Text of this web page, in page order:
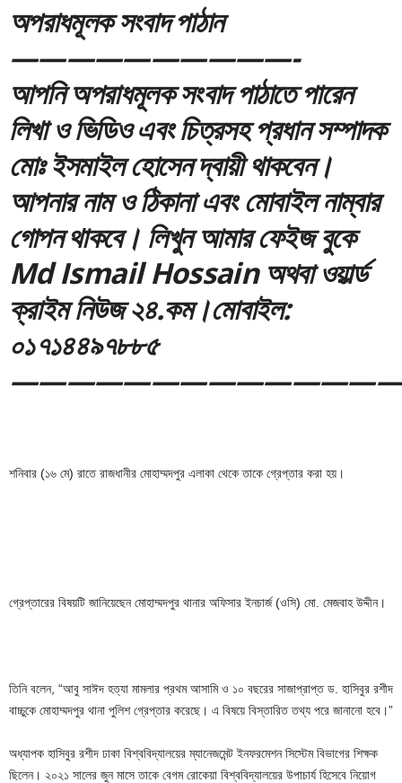
অপরাধমূলক সংবাদ পাঠান
——————————-
আপনি অপরাধমূলক সংবাদ পাঠাতে পারেন
লিখা ও ভিডিও এবং চিত্রসহ প্রধান সম্পাদক
মোঃ ইসমাইল হোসেন দ্বায়ী থাকবেন।
আপনার নাম ও ঠিকানা এবং মোবাইল নাম্বার
গোপন থাকবে। লিখুন আমার ফেইজ বুকে
Md Ismail Hossain অথবা ওয়ার্ল্ড
ক্রাইম নিউজ ২৪.কম।মোবাইল:
০১৭১৪৪৯৭৮৮৫
শনিবার (১৬ মে) রাতে রাজধানীর মোহাম্মদপুর এলাকা থেকে তাকে গ্রেপ্তার করা হয়।
গ্রেপ্তারের বিষয়টি জানিয়েছেন মোহাম্মদপুর থানার অফিসার ইনচার্জ (ওসি) মো. মেজবাহ উদ্দীন।
তিনি বলেন, “আবু সাঈদ হত্যা মামলার প্রথম আসামি ও ১০ বছরের সাজাপ্রাপ্ত ড. হাসিবুর রশীদ
বাচ্চুকে মোহাম্মদপুর থানা পুলিশ গ্রেপ্তার করেছে। এ বিষয়ে বিস্তারিত তথ্য পরে জানানো হবে।”
অধ্যাপক হাসিবুর রশীদ ঢাকা বিশ্ববিদ্যালয়ের ম্যানেজমেন্ট ইনফরমেশন সিস্টেম বিভাগের শিক্ষক
ছিলেন। ২০২১ সালের জুন মাসে তাকে বেগম রোকেয়া বিশ্ববিদ্যালয়ের উপাচার্য হিসেবে নিয়োগ